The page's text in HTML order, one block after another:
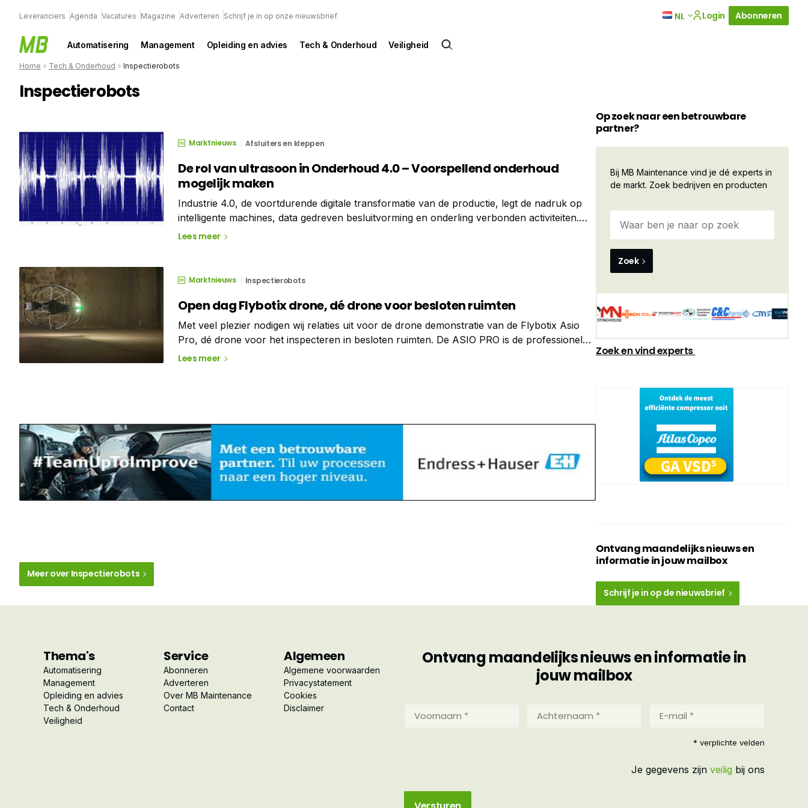
Leveranciers Agenda Vacatures Magazine Adverteren Schrijf je in op onze nieuwsbrief NL Login Abonneren
Automatisering Management Opleiding en advies Tech & Onderhoud Veiligheid
Home » Tech & Onderhoud » Inspectierobots
Inspectierobots
Marktnieuws Afsluiters en kleppen
De rol van ultrasoon in Onderhoud 4.0 – Voorspellend onderhoud
mogelijk maken
Industrie 4.0, de voortdurende digitale transformatie van de productie, legt de nadruk op
intelligente machines, data gedreven besluitvorming en onderling verbonden activiteiten.
Onderhoud 4.0 zal een fundamenteel onderdeel zijn van deze revolutie en
Lees meer
Marktnieuws Inspectierobots
Open dag Flybotix drone, dé drone voor besloten ruimten
Met veel plezier nodigen wij relaties uit voor de drone demonstratie van de Flybotix Asio
Pro, dé drone voor het inspecteren in besloten ruimten. De ASIO PRO is de professionele
drone voor inwendige visuele inspecties met 2 keer zoveel vliegtijd
Lees meer
Meer over Inspectierobots
Op zoek naar een betrouwbare
partner?
Bij MB Maintenance vind je dé experts in
de markt. Zoek bedrijven en producten
Zoek
Zoek en vind experts
Ontvang maandelijks nieuws en
informatie in jouw mailbox
Schrijf je in op de nieuwsbrief
Thema's
Automatisering
Management
Opleiding en advies
Tech & Onderhoud
Veiligheid
Service
Abonneren
Adverteren
Over MB Maintenance
Contact
Algemeen
Algemene voorwaarden
Privacystatement
Cookies
Disclaimer
Ontvang maandelijks nieuws en informatie in
jouw mailbox
Achternaam
mail
* verplichte velden
Je gegevens zijn veilig bij ons